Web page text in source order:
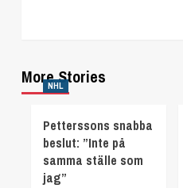
More Stories
NHL
Petterssons snabba
beslut: ”Inte på
samma ställe som
jag”